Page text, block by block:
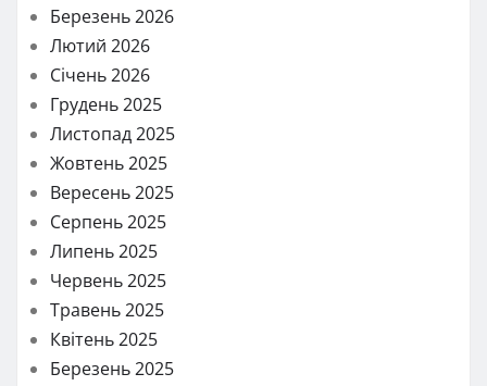
Березень 2026
Лютий 2026
Січень 2026
Грудень 2025
Листопад 2025
Жовтень 2025
Вересень 2025
Серпень 2025
Липень 2025
Червень 2025
Травень 2025
Квітень 2025
Березень 2025